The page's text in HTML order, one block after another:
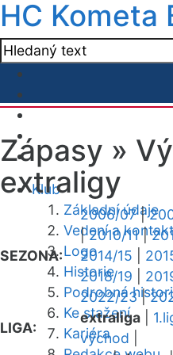
HC Kometa
Klub
Základní údaje
Vedení a
Logo
Historie
Podrobná
Ke stažení
Kariéra
Zápasy »
extraligy
SEZONA:
2006/07|
|2010/11|
2014/15
2018/19
2022/23|
LIGA:
extraliga
východ